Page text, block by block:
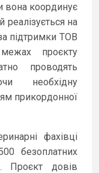
вона координує
реалізується на
підтримки ТОВ
проєкту
проводять
необхідну
прикордонної
фахівці
безоплатних
Проєкт довів